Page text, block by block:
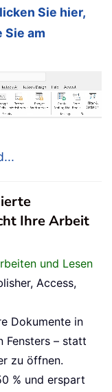
Sie hier,
Sie am
Ihre Arbeit
und Lesen
Access,
Dokumente in
Fensters – statt
zu öffnen.
% und erspart